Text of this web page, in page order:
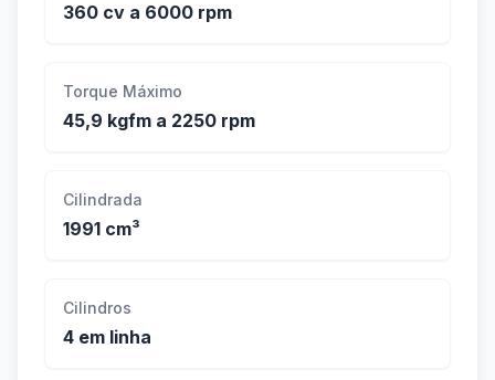
360 cv a 6000 rpm
Torque Máximo
45,9 kgfm a 2250 rpm
Cilindrada
1991 cm³
Cilindros
4 em linha